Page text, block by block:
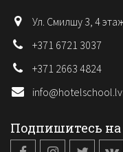
Ул. Смилшу 3, 4
+371 6721 3037
+371 2663 4824
info@hotelschool.lv
Подпишитесь на